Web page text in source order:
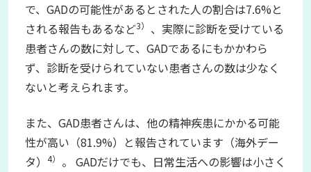
で、GADの可能性があるとされた人の割合は7.6%と
される報告もあるなど3）
、実際に診断を受けている
患者さんの数に対して、GADであるにもかかわら
ず、診断を受けられていない患者さんの数は少なく
ないと考えられます。
また、GAD患者さんは、他の精神疾患にかかる可能
性が高い（81.9%）と報告されています（海外デー
タ）
4）
。 GADだけでも、日常生活への影響は小さく